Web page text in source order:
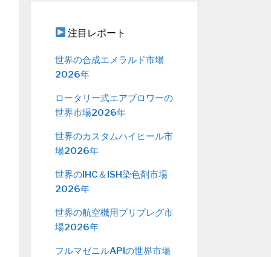
注目レポート
世界の合成エメラルド市場
2026年
ロータリー式エアブロワーの
世界市場2026年
世界のカスタムハイヒール市
場2026年
世界のIHC＆ISH染色剤市場
2026年
世界の航空機用プリプレグ市
場2026年
フルマゼニルAPIの世界市場